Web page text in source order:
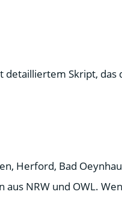
Skript,
Herford, Bad
NRW und OWL.